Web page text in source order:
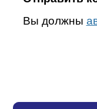
Вы должны